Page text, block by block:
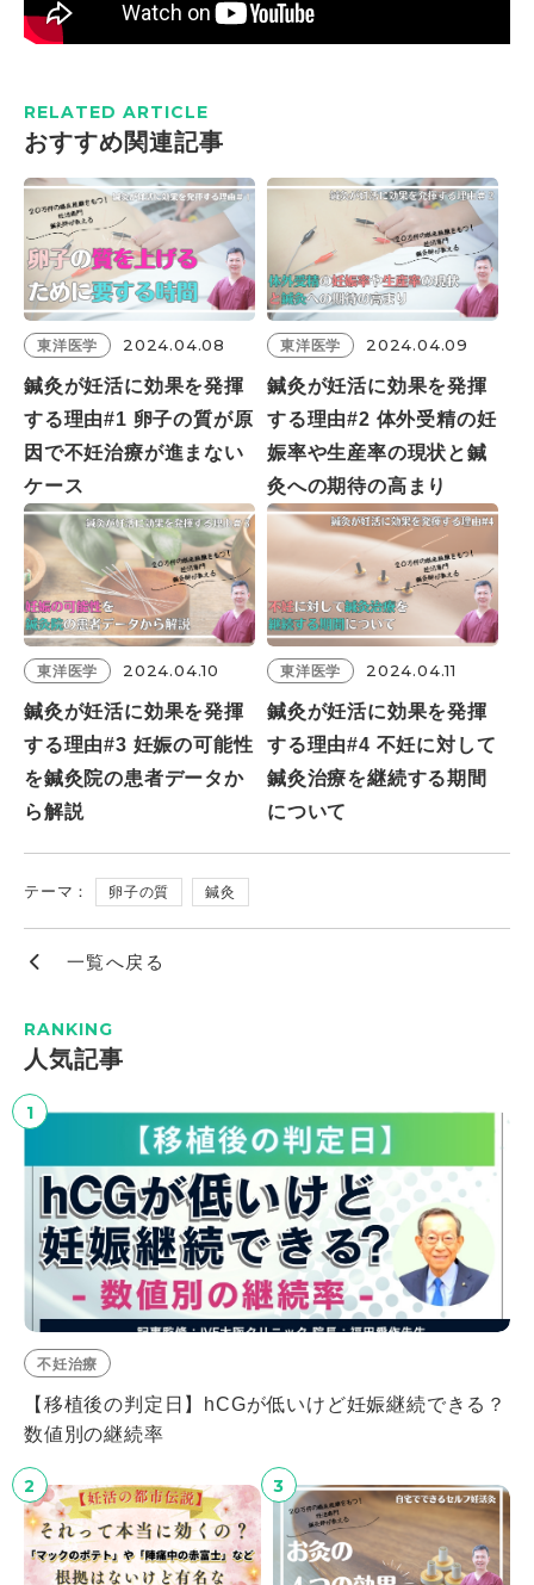
RELATED ARTICLE
おすすめ関連記事
東洋医学 2024.04.08
鍼灸が妊活に効果を発揮
する理由#1 卵子の質が原
因で不妊治療が進まない
ケース
東洋医学 2024.04.09
鍼灸が妊活に効果を発揮
する理由#2 体外受精の妊
娠率や生産率の現状と鍼
灸への期待の高まり
東洋医学 2024.04.10
鍼灸が妊活に効果を発揮
する理由#3 妊娠の可能性
を鍼灸院の患者データか
ら解説
東洋医学 2024.04.11
鍼灸が妊活に効果を発揮
する理由#4 不妊に対して
鍼灸治療を継続する期間
について
テーマ： 卵子の質 鍼灸
一覧へ戻る
RANKING
⼈気記事
1
不妊治療
【移植後の判定日】hCGが低いけど妊娠継続できる？
数値別の継続率
2 3